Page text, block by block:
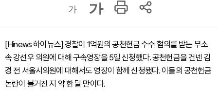
가 가
[Hinews 하이뉴스] 경찰이 1억원의 공천헌금 수수 혐의를 받는 무소
속 강선우 의원에 대해 구속영장을 5일 신청했다. 공천헌금을 건넨 김
경 전 서울시의원에 대해서도 영장이 함께 신청됐다. 이들의 공천헌금
논란이 불거진 지 약 한 달 만이다.